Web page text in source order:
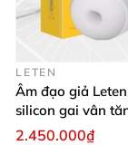
LETEN
Âm đạo giả
silicon gai vân
chân thật
2.450.000₫